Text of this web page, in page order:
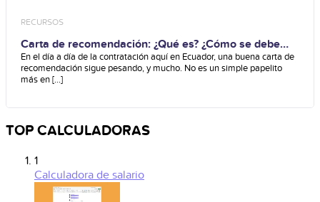
RECURSOS
Carta de recomendación: ¿Qué es? ¿Cómo se debe
redactar?
En el día a día de la contratación aquí en Ecuador, una buena carta de
recomendación sigue pesando, y mucho. No es un simple papelito
más en [...]
TOP CALCULADORAS
1
Calculadora de salario